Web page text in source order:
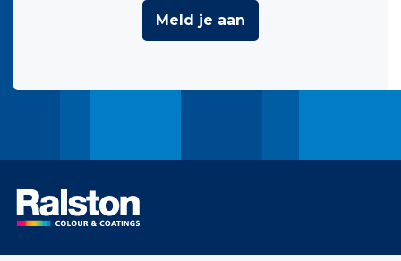
Meld je aan